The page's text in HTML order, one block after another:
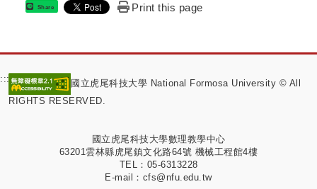
Share Print this page
:::
國立虎尾科技大學 National Formosa University © All
RIGHTS RESERVED.
國立虎尾科技大學數理教學中心
63201雲林縣虎尾鎮文化路64號 機械工程館4樓
TEL：05-6313228
E-mail：cfs@nfu.edu.tw